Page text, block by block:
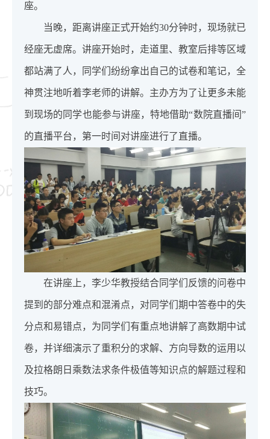
座。
当晚，距离讲座正式开始约30分钟时，现场就已
经座无虚席。讲座开始时，走道里、教室后排等区域
都站满了人，同学们纷纷拿出自己的试卷和笔记，全
神贯注地听着李老师的讲解。主办方为了让更多未能
到现场的同学也能参与讲座，特地借助“数院直播间”
的直播平台，第一时间对讲座进行了直播。
在讲座上，李少华教授结合同学们反馈的问卷中
提到的部分难点和混淆点，对同学们期中答卷中的失
分点和易错点，为同学们有重点地讲解了高数期中试
卷，并详细演示了重积分的求解、方向导数的运用以
及拉格朗日乘数法求条件极值等知识点的解题过程和
技巧。